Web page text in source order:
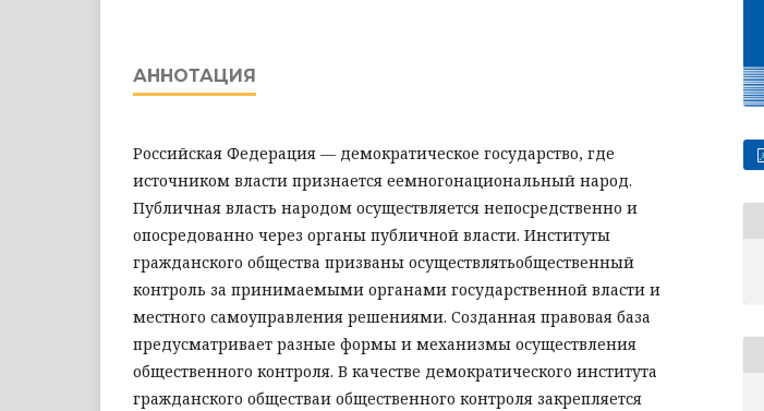
АННОТАЦИЯ
Российская Федерация — демократическое государство, где
источником власти признается еемногонациональный народ.
Публичная власть народом осуществляется непосредственно и
опосредованно через органы публичной власти. Институты
гражданского общества призваны осуществлятьобщественный
контроль за принимаемыми органами государственной власти и
местного самоуправления решениями. Созданная правовая база
предусматривает разные формы и механизмы осуществления
общественного контроля. В качестве демократического института
гражданского обществаи общественного контроля закрепляется